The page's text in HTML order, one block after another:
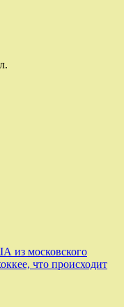
из московского
что происходит